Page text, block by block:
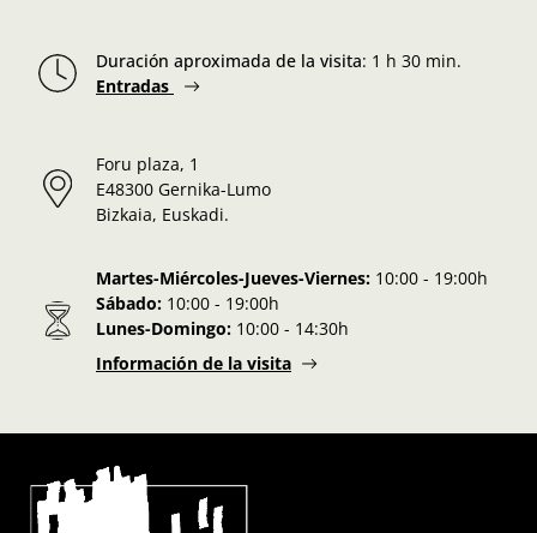
Duración aproximada de la visita: 1 h 30 min.
Entradas
Foru plaza, 1
E48300 Gernika-Lumo
Bizkaia, Euskadi.
Martes-Miércoles-Jueves-Viernes: 10:00 - 19:00h
Sábado: 10:00 - 19:00h
Lunes-Domingo: 10:00 - 14:30h
Información de la visita